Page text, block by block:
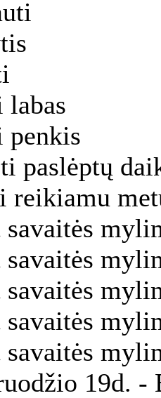
labas
penkis
paslėptų
reikiamu
19d. -